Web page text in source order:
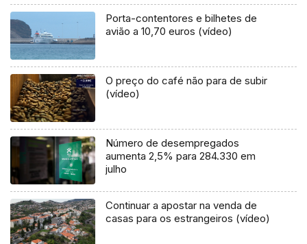
Porta-contentores e bilhetes de
avião a 10,70 euros (vídeo)
O preço do café não para de subir
(vídeo)
Número de desempregados
aumenta 2,5% para 284.330 em
julho
Continuar a apostar na venda de
casas para os estrangeiros (vídeo)